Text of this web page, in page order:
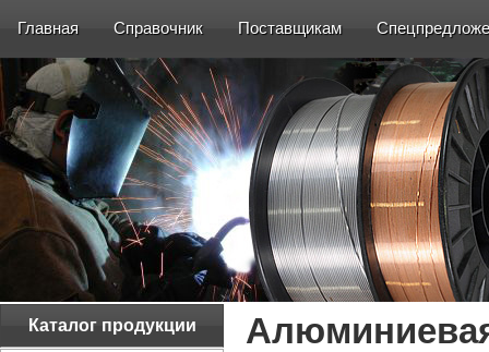
Главная Справочник Поставщикам
Каталог продукции